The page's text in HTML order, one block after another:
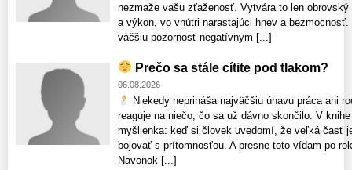
nezmaže vašu zťaženosť. Vytvára to len
a výkon, vo vnútri narastajúci hnev a bezmocnosť.
väčšiu pozornosť negatívnym [...]
Prečo sa stále cítite pod tlakom?
06.08.2026
Niekedy neprináša najväčšiu únavu práca ani
reaguje na niečo, čo sa už dávno skončilo. V
myšlienka: keď si človek uvedomí, že veľká časť
bojovať s prítomnosťou. A presne toto vídam po
Navonok [...]